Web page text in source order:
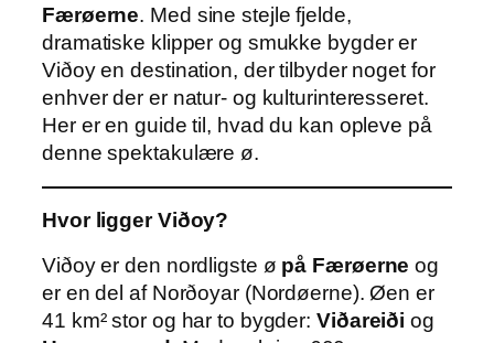
Færøerne. Med sine stejle fjelde,
dramatiske klipper og smukke bygder er
Viðoy en destination, der tilbyder noget for
enhver der er natur- og kulturinteresseret.
Her er en guide til, hvad du kan opleve på
denne spektakulære ø.
Hvor ligger Viðoy?
Viðoy er den nordligste ø på Færøerne og
er en del af Norðoyar (Nordøerne). Øen er
41 km² stor og har to bygder: Viðareiði og